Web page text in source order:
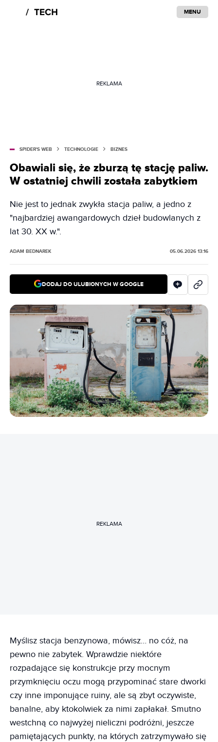
MENU
REKLAMA
SPIDER'S WEB TECHNOLOGIE BIZNES
Obawiali się, że zburzą tę stację paliw.
W ostatniej chwili została zabytkiem
Nie jest to jednak zwykła stacja paliw, a jedno z
"najbardziej awangardowych dzieł budowlanych z
lat 30. XX w.".
ADAM BEDNAREK 05.06.2026 13:16
DODAJ DO ULUBIONYCH W GOOGLE
REKLAMA
Myślisz stacja benzynowa, mówisz… no cóż, na
pewno nie zabytek. Wprawdzie niektóre
rozpadające się konstrukcje przy mocnym
przymknięciu oczu mogą przypominać stare dworki
czy inne imponujące ruiny, ale są zbyt oczywiste,
banalne, aby ktokolwiek za nimi zapłakał. Smutno
westchną co najwyżej nieliczni podróżni, jeszcze
pamiętających punkty, na których zatrzymywało się